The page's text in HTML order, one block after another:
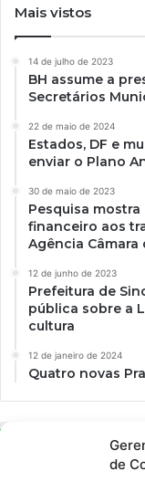
de
Mais vistos
14 de julho de 2023
BH assume a
Secretários
22 de maio de 2024
Estados, DF e
enviar o Plano
30 de maio de 2023
Pesquisa
financeiro aos
Agência Câmara
12 de junho de 2023
Prefeitura de
pública sobre a
cultura
12 de janeiro de 2024
Quatro novas